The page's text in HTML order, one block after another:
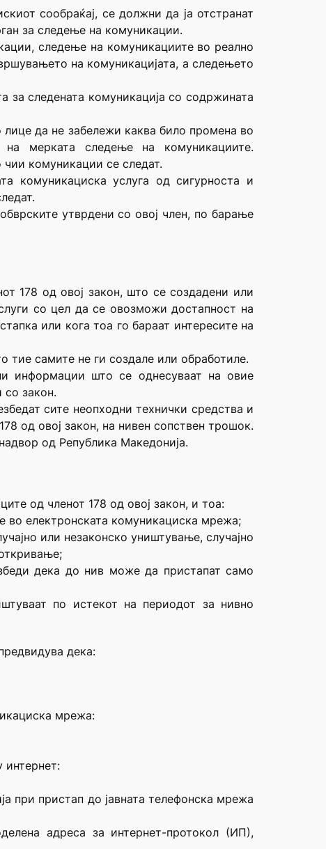
сообраќај, се должни да ја отстранат
за следење на комуникации.
следење на комуникациите во реално
на комуникацијата, а следењето
за следената комуникација со содржината
да не забележи каква било промена во
мерката следење на комуникациите.
комуникации се следат.
комуникациска услуга од сигурноста и
утврдени со овој член, по барање
178 од овој закон, што се создадени или
со цел да се овозможи достапност на
или кога тоа го бараат интересите на
тие самите не ги создале или обработиле.
информации што се однесуваат на овие
со закон.
сите неопходни технички средства и
од овој закон, на нивен сопствен трошок.
од Република Македонија.
од членот 178 од овој закон, и тоа:
во електронската комуникациска мрежа;
или незаконско уништување, случајно
дека до нив може да пристапат само
по истекот на периодот за нивно
дека:
мрежа:
интернет:
при пристап до јавната телефонска мрежа
адреса за интернет-протокол (ИП),